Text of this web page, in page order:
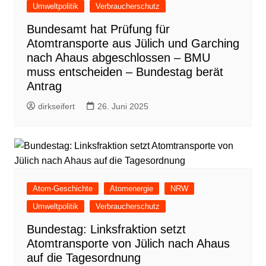
Umweltpolitik Verbraucherschutz
Bundesamt hat Prüfung für
Atomtransporte aus Jülich und Garching
nach Ahaus abgeschlossen – BMU
muss entscheiden – Bundestag berät
Antrag
dirkseifert 26. Juni 2025
Atom-Geschichte Atomenergie
NRW
Umweltpolitik
Verbraucherschutz
Bundestag: Linksfraktion setzt
Atomtransporte von Jülich nach Ahaus
auf die Tagesordnung